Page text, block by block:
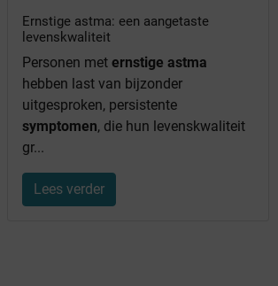
Ernstige astma: een aangetaste
levenskwaliteit
Personen met ernstige astma
hebben last van bijzonder
uitgesproken, persistente
symptomen, die hun levenskwaliteit
gr...
Lees verder